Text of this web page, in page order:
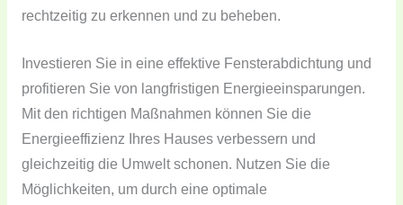
rechtzeitig zu erkennen und zu beheben.
Investieren Sie in eine effektive Fensterabdichtung und
profitieren Sie von langfristigen Energieeinsparungen.
Mit den richtigen Maßnahmen können Sie die
Energieeffizienz Ihres Hauses verbessern und
gleichzeitig die Umwelt schonen. Nutzen Sie die
Möglichkeiten, um durch eine optimale